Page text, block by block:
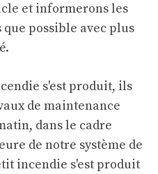
et informerons les
possible avec plus
s'est produit, ils
de maintenance
dans le cadre
de notre système de
incendie s'est produit